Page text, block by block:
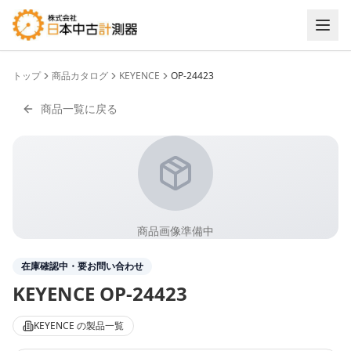
トップ 商品カタログ KEYENCE OP-24423
商品一覧に戻る
商品画像準備中
在庫確認中・要お問い合わせ
KEYENCE OP-24423
KEYENCE の製品一覧